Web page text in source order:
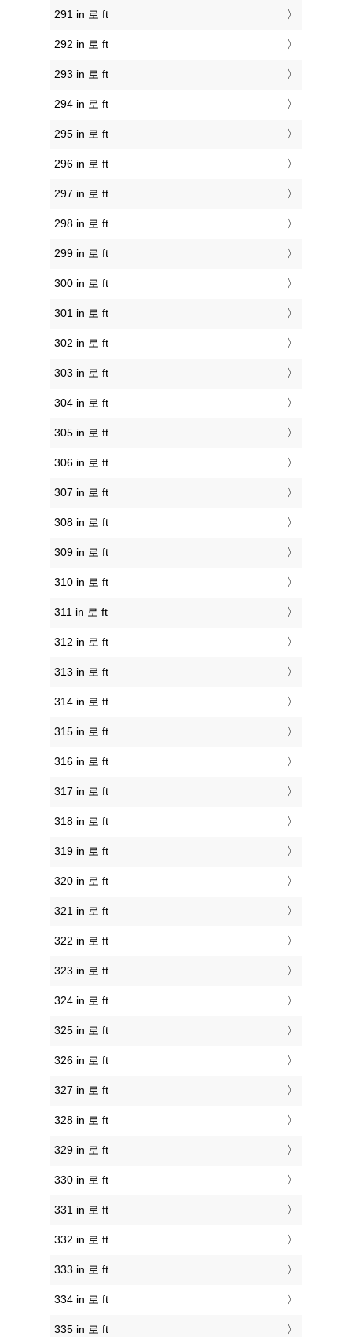
291 in 로 ft
292 in 로 ft
293 in 로 ft
294 in 로 ft
295 in 로 ft
296 in 로 ft
297 in 로 ft
298 in 로 ft
299 in 로 ft
300 in 로 ft
301 in 로 ft
302 in 로 ft
303 in 로 ft
304 in 로 ft
305 in 로 ft
306 in 로 ft
307 in 로 ft
308 in 로 ft
309 in 로 ft
310 in 로 ft
311 in 로 ft
312 in 로 ft
313 in 로 ft
314 in 로 ft
315 in 로 ft
316 in 로 ft
317 in 로 ft
318 in 로 ft
319 in 로 ft
320 in 로 ft
321 in 로 ft
322 in 로 ft
323 in 로 ft
324 in 로 ft
325 in 로 ft
326 in 로 ft
327 in 로 ft
328 in 로 ft
329 in 로 ft
330 in 로 ft
331 in 로 ft
332 in 로 ft
333 in 로 ft
334 in 로 ft
335 in 로 ft